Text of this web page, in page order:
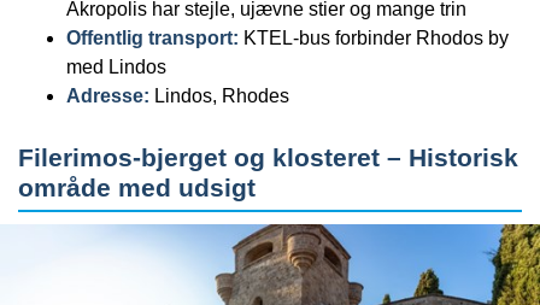
Akropolis har stejle, ujævne stier og mange trin
Offentlig transport: KTEL-bus forbinder Rhodos by
med Lindos
Adresse: Lindos, Rhodes
Filerimos-bjerget og klosteret – Historisk
område med udsigt